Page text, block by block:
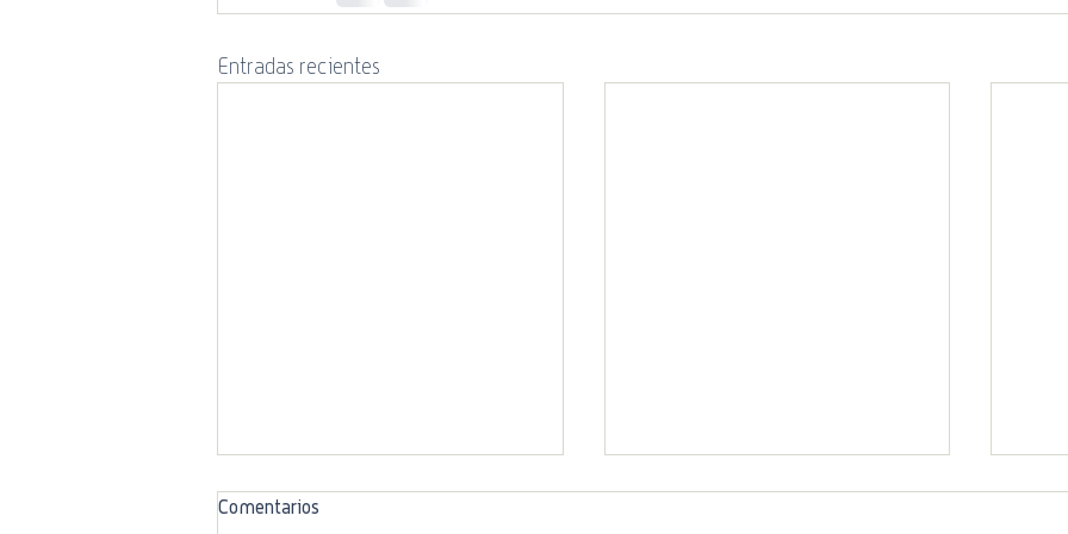
Entradas recientes
Comentarios